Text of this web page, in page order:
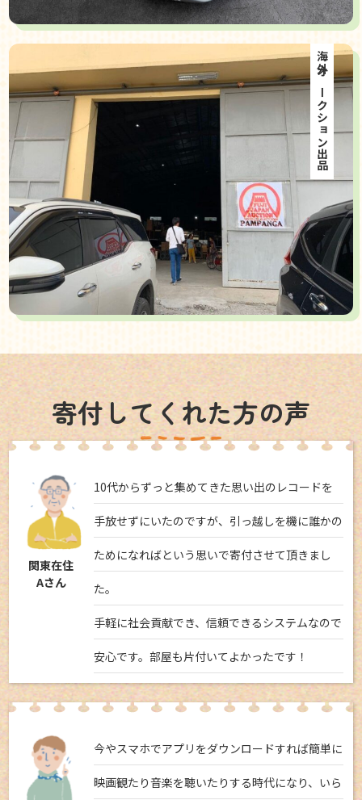
海外オークション出品
寄付してくれた方の声
関東在住
Aさん
10代からずっと集めてきた思い出のレコードを
手放せずにいたのですが、引っ越しを機に誰かの
ためになればという思いで寄付させて頂きまし
た。
手軽に社会貢献でき、信頼できるシステムなので
安心です。部屋も片付いてよかったです！
今やスマホでアプリをダウンロードすれば簡単に
映画観たり音楽を聴いたりする時代になり、いら